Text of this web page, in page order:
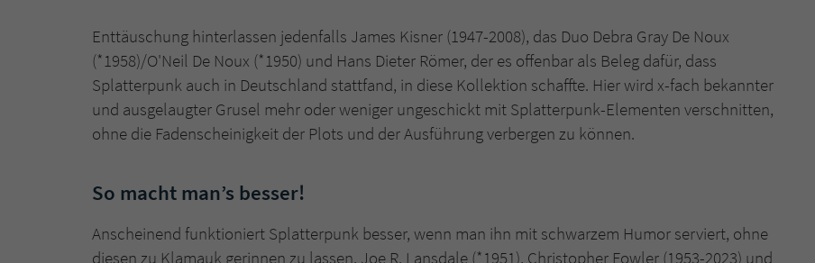
Enttäuschung hinterlassen jedenfalls James Kisner (1947-2008), das Duo Debra Gray De Noux
(*1958)/O'Neil De Noux (*1950) und Hans Dieter Römer, der es offenbar als Beleg dafür, dass
Splatterpunk auch in Deutschland stattfand, in diese Kollektion schaffte. Hier wird x-fach bekannter
und ausgelaugter Grusel mehr oder weniger ungeschickt mit Splatterpunk-Elementen verschnitten,
ohne die Fadenscheinigkeit der Plots und der Ausführung verbergen zu können.
So macht man’s besser!
Anscheinend funktioniert Splatterpunk besser, wenn man ihn mit schwarzem Humor serviert, ohne
diesen zu Klamauk gerinnen zu lassen. Joe R. Lansdale (*1951), Christopher Fowler (1953-2023) und